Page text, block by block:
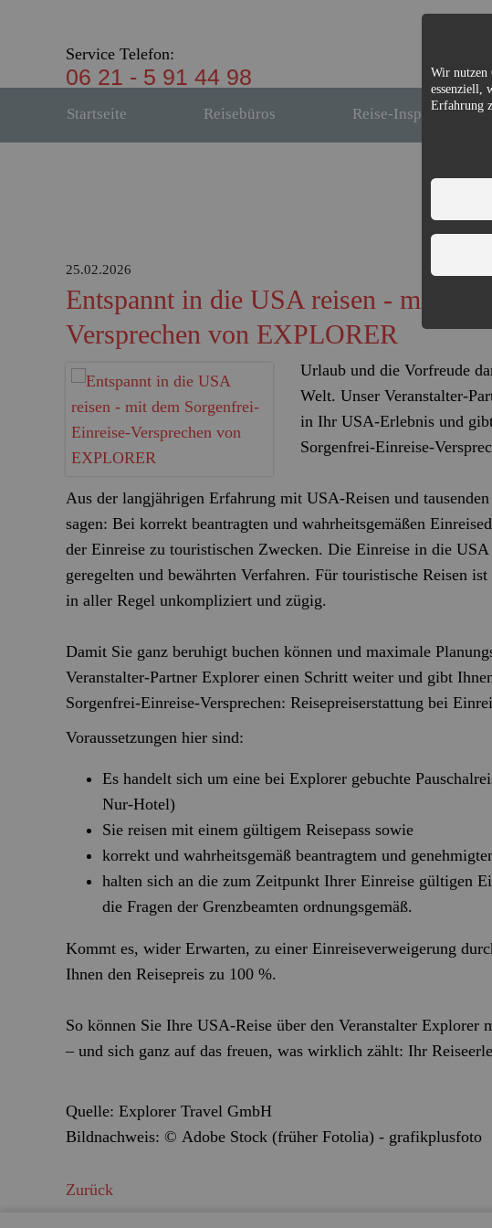
Service Telefon:
06 21 - 5 91 44 98
Startseite Reisebüros Reise-Inspirationen
25.02.2026
Entspannt in die USA reisen - mit
Versprechen von EXPLORER
Urlaub und die Vorfreude
Welt. Unser Veranstalter-
in Ihr USA-Erlebnis und
Aus der langjährigen Erfahrung mit USA‑Reisen und
sagen: Bei korrekt beantragten und wahrheitsgemäßen
der Einreise zu touristischen Zwecken. Die Einreise in die
geregelten und bewährten Verfahren. Für touristische Reisen
in aller Regel unkompliziert und zügig.
Damit Sie ganz beruhigt buchen können und maximale
Veranstalter-Partner Explorer einen Schritt weiter und gibt
Sorgenfrei‑Einreise‑Versprechen: Reisepreiserstattung bei
Voraussetzungen hier sind:
Es handelt sich um eine bei Explorer gebuchte
Nur-Hotel)
Sie reisen mit einem gültigem Reisepass sowie
korrekt und wahrheitsgemäß beantragtem und
halten sich an die zum Zeitpunkt Ihrer Einreise gültigen
die Fragen der Grenzbeamten ordnungsgemäß.
Kommt es, wider Erwarten, zu einer Einreiseverweigerung
Ihnen den Reisepreis zu 100 %.
So können Sie Ihre USA‑Reise über den Veranstalter Explorer
– und sich ganz auf das freuen, was wirklich zählt: Ihr
Quelle: Explorer Travel GmbH
Bildnachweis: © Adobe Stock (früher Fotolia) - grafikplusfoto
Zurück
Wir nutzen
essenziell,
Erfahrung
Name:
Cookies:
Laufzeit:
Name:
Zweck:
Laufzeit:
Name:
Zweck:
Name: